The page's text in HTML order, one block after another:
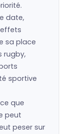
date,
sa place
rugby,
sportive
que
peut
peser sur